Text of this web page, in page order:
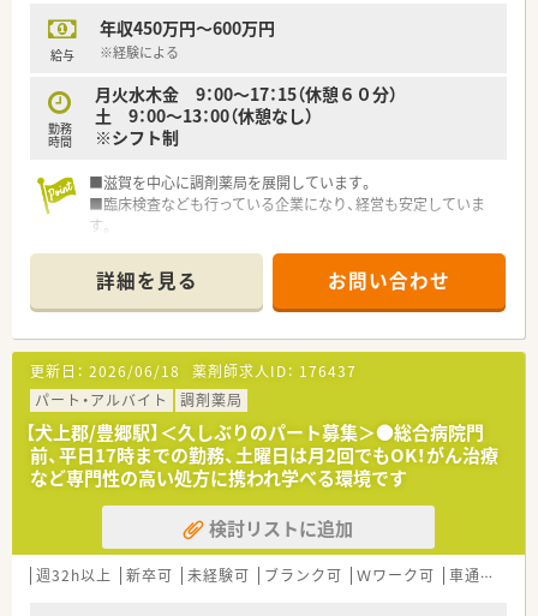
【勤務実態について】
労働時間が特徴です
■月間の平均残業時間は8～9時間程度と少なく、ワークライフ
バランスを重視できます
て長期休暇の相談も可能です
給与
年収450万円～600万円
※経験による
勤務
時間
月火水木金 9：00～17：15（休憩６０分）
土 9：00～13：00（休憩なし）
※シフト制
■滋賀を中心に調剤薬局を展開しています。
■臨床検査なども行っている企業になり、経営も安定していま
す。
詳細を見る お問い合わせ
更新日： 2026/06/18 薬剤師求人ID： 176437
パート・アルバイト
調剤薬局
【犬上郡/豊郷駅】＜久しぶりのパート募集＞●総合病院門
前、平日17時までの勤務、土曜日は月2回でもOK！がん治療
など専門性の高い処方に携われ学べる環境です
検討リストに追加
週32h以上 新卒可 未経験可 ブランク可 Ｗワーク可 車通勤可